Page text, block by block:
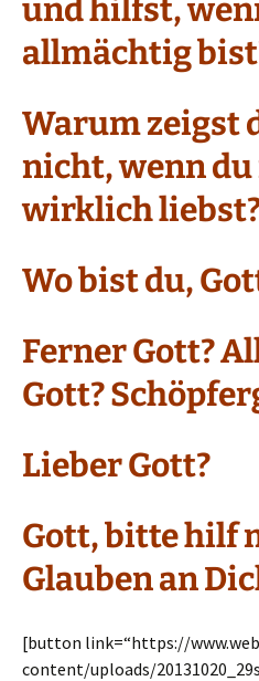
und hilfst,
allmächtig
Warum zeigst
nicht, wenn
wirklich
Wo bist du,
Ferner Gott?
Gott?
Lieber Gott?
Gott, bitte hilf
Glauben an
[button link=“https://
content/uploads/